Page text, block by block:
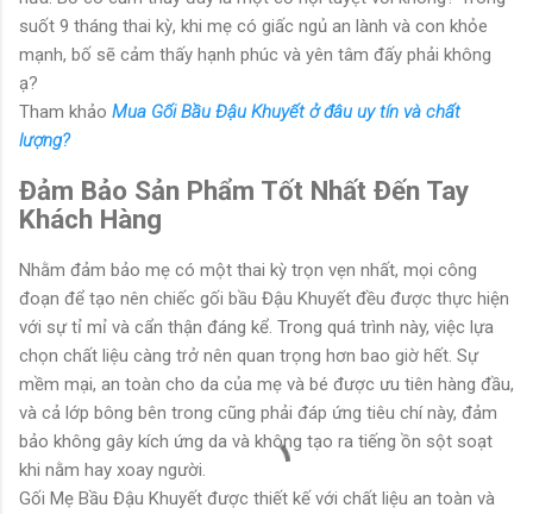
suốt 9 tháng thai kỳ, khi mẹ có giấc ngủ an lành và con khỏe
mạnh, bố sẽ cảm thấy hạnh phúc và yên tâm đấy phải không
ạ?
Tham khảo Mua Gối Bầu Đậu Khuyết ở đâu uy tín và chất
lượng?
Đảm Bảo Sản Phẩm Tốt Nhất Đến Tay
Khách Hàng
Nhằm đảm bảo mẹ có một thai kỳ trọn vẹn nhất, mọi công
đoạn để tạo nên chiếc gối bầu Đậu Khuyết đều được thực hiện
với sự tỉ mỉ và cẩn thận đáng kể. Trong quá trình này, việc lựa
chọn chất liệu càng trở nên quan trọng hơn bao giờ hết. Sự
mềm mại, an toàn cho da của mẹ và bé được ưu tiên hàng đầu,
và cả lớp bông bên trong cũng phải đáp ứng tiêu chí này, đảm
bảo không gây kích ứng da và không tạo ra tiếng ồn sột soạt
khi nằm hay xoay người.
Gối Mẹ Bầu Đậu Khuyết được thiết kế với chất liệu an toàn và